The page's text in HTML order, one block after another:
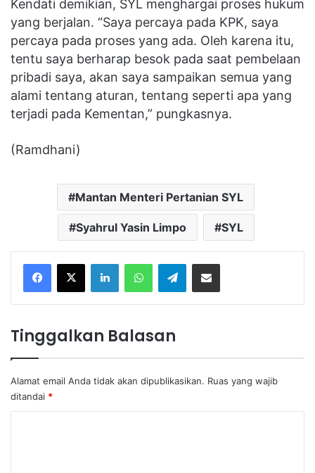
Kendati demikian, SYL menghargai proses hukum
yang berjalan. “Saya percaya pada KPK, saya
percaya pada proses yang ada. Oleh karena itu,
tentu saya berharap besok pada saat pembelaan
pribadi saya, akan saya sampaikan semua yang
alami tentang aturan, tentang seperti apa yang
terjadi pada Kementan,” pungkasnya.
(Ramdhani)
Mantan Menteri Pertanian SYL
Syahrul Yasin Limpo SYL
Facebook
X LinkedInWhatsAppTelegramShare via Email
Tinggalkan Balasan
Alamat email Anda tidak akan dipublikasikan. Ruas yang wajib
ditandai *